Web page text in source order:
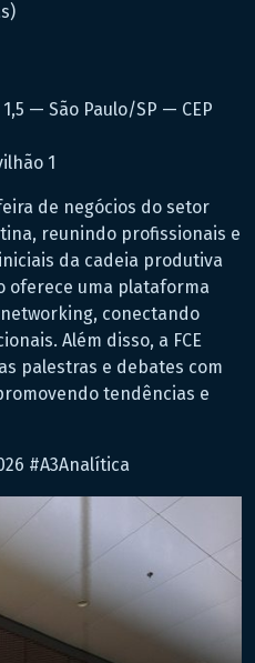
— São Paulo/SP — CEP
1
de negócios do setor
reunindo profissionais e
da cadeia produtiva
oferece uma plataforma
conectando
Além disso, a FCE
palestras e debates com
tendências e
#A3Analítica